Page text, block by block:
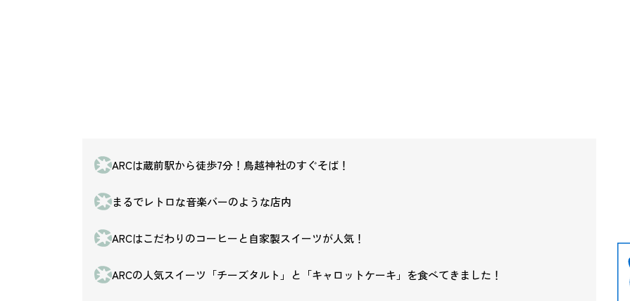
ARCは蔵前駅から徒歩7分！鳥越神社のすぐそば！
まるでレトロな音楽バーのような店内
ARCはこだわりのコーヒーと自家製スイーツが人気！
ARCの人気スイーツ「チーズタルト」と「キャロットケーキ」を食べてきました！